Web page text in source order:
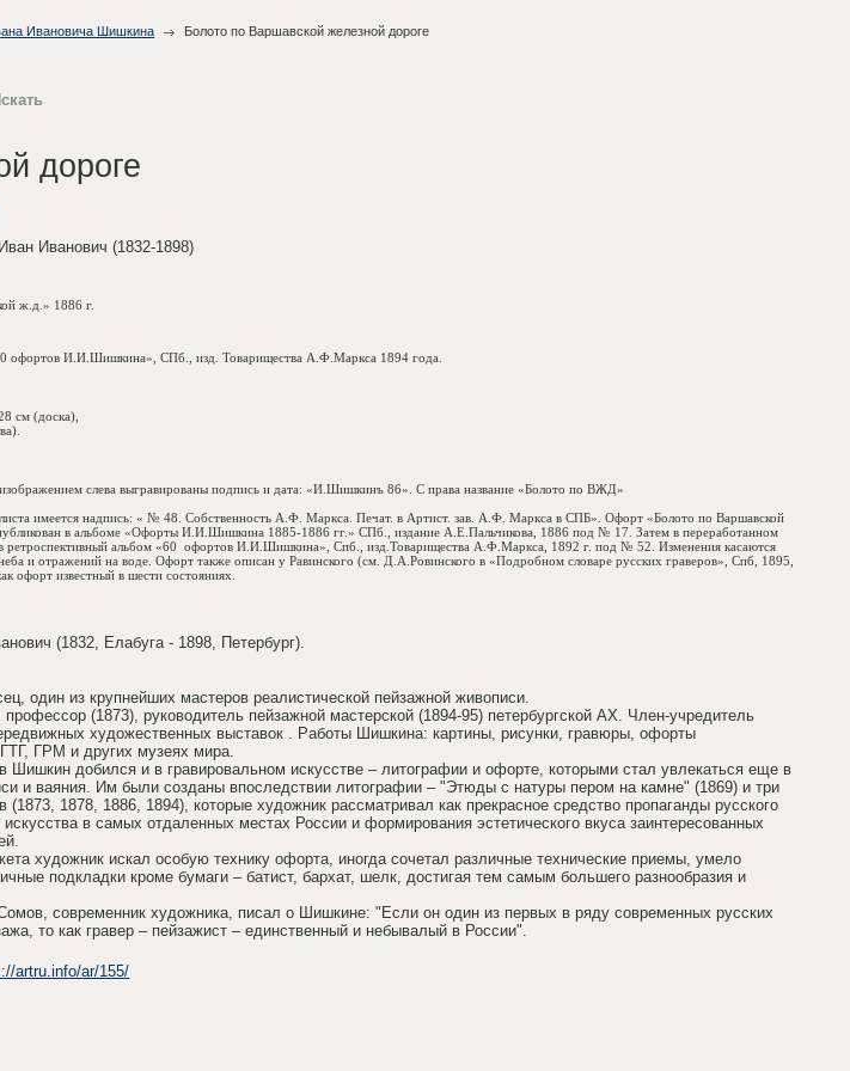
Ивановича Шишкина Болото по Варшавской железной дороге
дороге
Иванович (1832-1898)
ж.д.» 1886 г.
офортов И.И.Шишкина», СПб., изд. Товарищества А.Ф.Маркса 1894 года.
см (доска),
слева выгравированы подпись и дата: «И.Шишкинъ 86». С права название «Болото по ВЖД»
имеется надпись: « № 48. Собственность А.Ф. Маркса. Печат. в Артист. зав. А.Ф. Маркса в СПБ». Офорт «Болото по Варшавской
в альбоме «Офорты И.И.Шишкина 1885-1886 гг.» СПб., издание А.Е.Пальчикова, 1886 под № 17. Затем в переработанном
ретроспективный альбом «60
офортов И.И.Шишкина», Спб., изд.Товарищества А.Ф.Маркса, 1892 г. под № 52. Изменения касаются
и отражений на воде. Офорт также описан у Равинского (см. Д.А.Ровинского в «Подробном словаре русских граверов», Спб, 1895,
офорт известный в шести состояниях.
(1832, Елабуга - 1898, Петербург).
один из крупнейших мастеров реалистической пейзажной живописи.
(1873), руководитель пейзажной мастерской (1894-95) петербургской АХ. Член-учредитель
художественных выставок . Работы Шишкина: картины, рисунки, гравюры, офорты
ГРМ и других музеях мира.
Шишкин добился и в гравировальном искусстве – литографии и офорте, которыми стал увлекаться еще в
и ваяния. Им были созданы впоследствии литографии – "Этюды с натуры пером на камне" (1869) и три
(1873, 1878, 1886, 1894), которые художник рассматривал как прекрасное средство пропаганды русского
искусства в самых отдаленных местах России и формирования эстетического вкуса заинтересованных
художник искал особую технику офорта, иногда сочетал различные технические приемы, умело
подкладки кроме бумаги – батист, бархат, шелк, достигая тем самым большего разнообразия и
современник художника, писал о Шишкине: "Если он один из первых в ряду современных русских
то как гравер – пейзажист – единственный и небывалый в России".
artru.info/ar/155/